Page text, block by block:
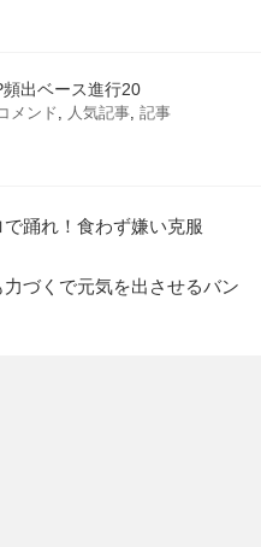
出ベース進行20
メンド, 人気記事, 記事
踊れ！食わず嫌い克服
づくで元気を出させるバン